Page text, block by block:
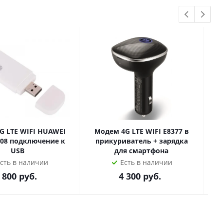
объемный звук!
установкой в Москве или вашем городе с
WIFI HUAWEI
подключение к
USB
в наличии
руб.
Модем 4G LTE WIFI E8377 в
прикуриватель + зарядка
для смартфона
Есть в наличии
4 300руб.